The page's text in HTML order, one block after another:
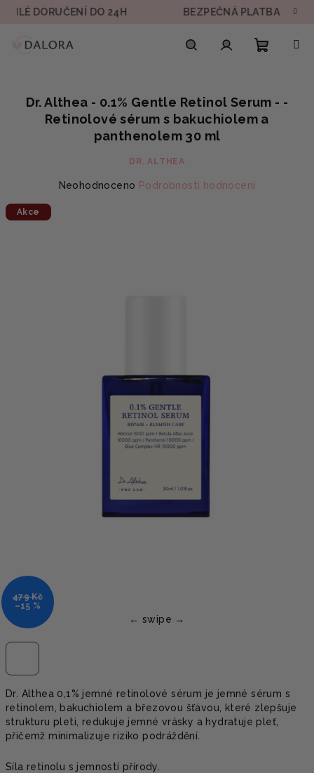
Přejít
DORUČENÍ DO 24H BEZPEČNÁ PLATBA
košík
Dr. Althea 0,1% jemné retinolové sérum je jemné sérum s
retinolem, bakuchiolem a březovou šťávou, které zlepšuje
strukturu pleti, redukuje jemné vrásky a hydratuje pleť,
přičemž minimalizuje riziko podráždění.
Síla retinolu s jemností přírody.
Dr. Althea - 0.1% Gentle Retinol Serum - -
Retinolové sérum s bakuchiolem a
panthenolem 30 ml
DR. ALTHEA
Průměrné
Neohodnoceno Podrobnosti hodnocení
Akce
479 Kč
–15 %